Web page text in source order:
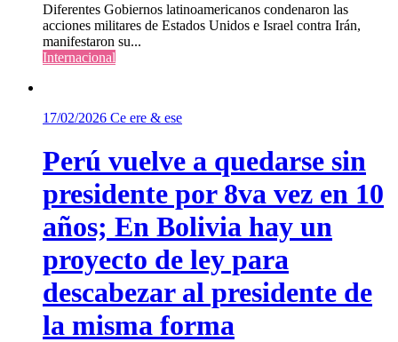
Diferentes Gobiernos latinoamericanos condenaron las
acciones militares de Estados Unidos e Israel contra Irán,
manifestaron su...
Internacional
17/02/2026 Ce ere & ese
Perú vuelve a quedarse sin
presidente por 8va vez en 10
años; En Bolivia hay un
proyecto de ley para
descabezar al presidente de
la misma forma